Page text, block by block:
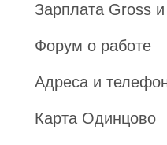
Зарплата Gross
Форум о работе
Адреса и
Карта Одинцово